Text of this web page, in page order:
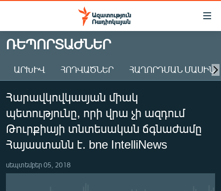
Մատչելիության
Անցնել
հիմնական
Անցնել
հիմնական
մենյուին
Որոնում
ԱԶԱՏՈՒԹՅՈՒՆ TV
ՀԱՅԱՍՏԱՆ
ԸՆՏՐՈՒԹՅՈՒՆՆԵՐ 2026
ԻՐԱՎՈՒՆՔ
ՀԱՍԱՐԱԿՈՒԹՅՈՒՆ
ՂԱՐԱԲԱՂ
ՌԵՊՈՐՏԱԺՆԵՐ
ԱՐԽԻՎ ՀՈԴՎԱԾՆԵՐ ՀԱՂՈՐԴՄԱՆ ՄԱՍԻՆ
Հարավկովկասյան միակ
պետությունը, որի վրա չի ազդում
Թուրքիայի տնտեսական ճգնաժամը
Հայաստանն է. bne IntelliNews
սեպտեմբեր 05, 2018